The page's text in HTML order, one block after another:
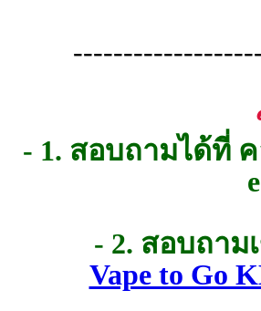
- 1. สอบถามได้ที่
- 2. สอบถาม
Vape to Go